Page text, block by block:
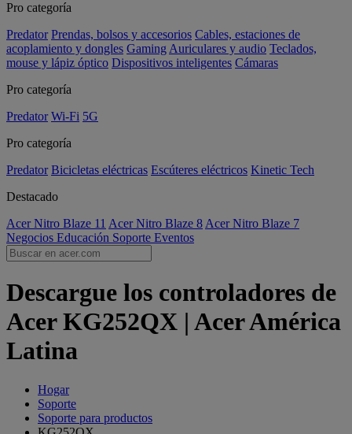
Pro categoría
Predator Prendas, bolsos y accesorios Cables, estaciones de
acoplamiento y dongles Gaming Auriculares y audio Teclados,
mouse y lápiz óptico Dispositivos inteligentes Cámaras
Pro categoría
Predator Wi-Fi 5G
Pro categoría
Predator Bicicletas eléctricas Escúteres eléctricos Kinetic Tech
Destacado
Acer Nitro Blaze 11 Acer Nitro Blaze 8 Acer Nitro Blaze 7
Negocios Educación Soporte Eventos
Descargue los controladores de
Acer KG252QX | Acer América
Latina
Hogar
Soporte
Soporte para productos